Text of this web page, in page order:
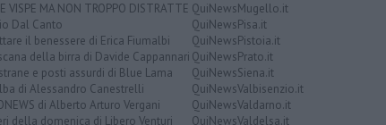
VISPE MA NON TROPPO DISTRATTE
Dal Canto
il benessere di Erica Fiumalbi
della birra di Davide Cappannari
e posti assurdi di Blue Lama
di Alessandro Canestrelli
di Alberto Arturo Vergani
della domenica di Libero Venturi
QuiNewsMugello.it
QuiNewsPisa.it
QuiNewsPistoia.it
QuiNewsPrato.it
QuiNewsSiena.it
QuiNewsValbisenzio.it
QuiNewsValdarno.it
QuiNewsValdelsa.it